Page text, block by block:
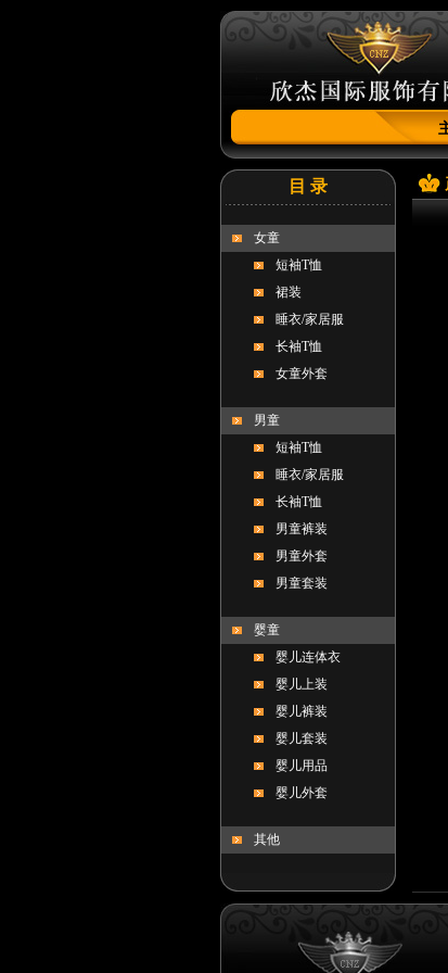
目 录
女童
短袖T恤
裙装
睡衣/家居服
长袖T恤
女童外套
男童
短袖T恤
睡衣/家居服
长袖T恤
男童裤装
男童外套
男童套装
婴童
婴儿连体衣
婴儿上装
婴儿裤装
婴儿套装
婴儿用品
婴儿外套
其他